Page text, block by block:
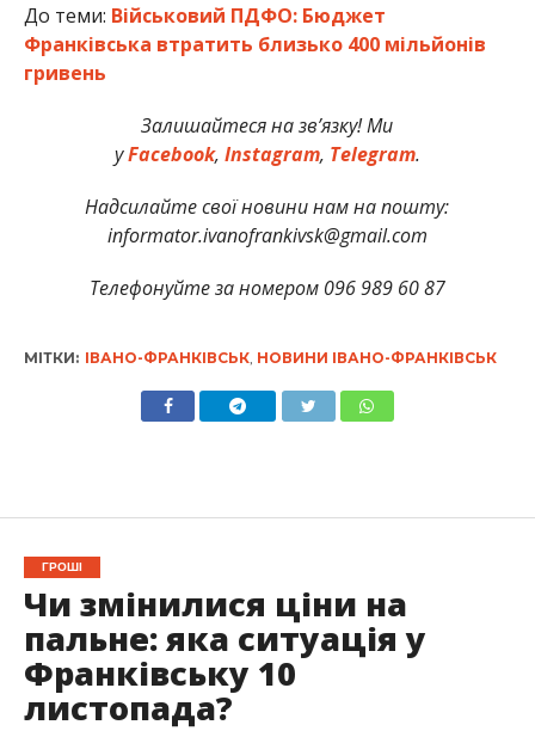
До теми: Військовий ПДФО: Бюджет
Франківська втратить близько 400 мільйонів
гривень
Залишайтеся на зв’язку! Ми
уFacebook, Instagram, Telegram.
Надсилайте свої новини нам на пошту:
informator.ivanofrankivsk@gmail.com
Телефонуйте за номером 096 989 60 87
МІТКИ: ІВАНО-ФРАНКІВСЬК, НОВИНИ ІВАНО-ФРАНКІВСЬК
ГРОШІ
Чи змінилися ціни на
пальне: яка ситуація у
Франківську 10
листопада?